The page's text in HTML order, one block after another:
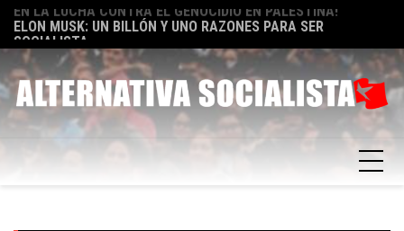
Skip
content
ELON MUSK: UN BILLÓN Y UNO RAZONES PARA SER
SOCIALISTA